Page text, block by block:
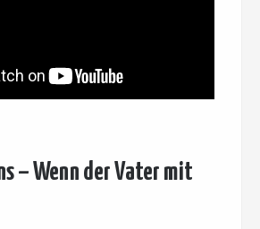
– Wenn der Vater mit